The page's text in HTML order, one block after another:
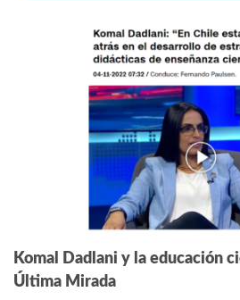
Komal Dadlani y la educación
Última Mirada